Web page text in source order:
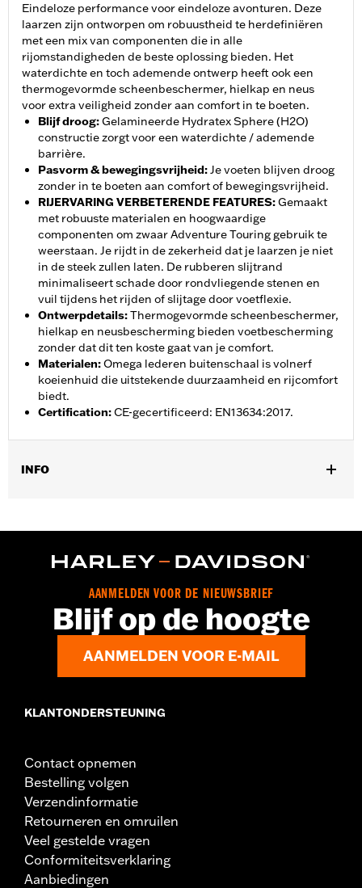
Eindeloze performance voor eindeloze avonturen. Deze
laarzen zijn ontworpen om robuustheid te herdefiniëren
met een mix van componenten die in alle
rijomstandigheden de beste oplossing bieden. Het
waterdichte en toch ademende ontwerp heeft ook een
thermogevormde scheenbeschermer, hielkap en neus
voor extra veiligheid zonder aan comfort in te boeten.
Blijf droog:Gelamineerde Hydratex Sphere (H2O)
constructie zorgt voor een waterdichte / ademende
barrière.
Pasvorm & bewegingsvrijheid:Je voeten blijven droog
zonder in te boeten aan comfort of bewegingsvrijheid.
RIJERVARING VERBETERENDE FEATURES:Gemaakt
met robuuste materialen en hoogwaardige
componenten om zwaar Adventure Touring gebruik te
weerstaan. Je rijdt in de zekerheid dat je laarzen je niet
in de steek zullen laten. De rubberen slijtrand
minimaliseert schade door rondvliegende stenen en
vuil tijdens het rijden of slijtage door voetflexie.
Ontwerpdetails:Thermogevormde scheenbeschermer,
hielkap en neusbescherming bieden voetbescherming
zonder dat dit ten koste gaat van je comfort.
Materialen:Omega lederen buitenschaal is volnerf
koeienhuid die uitstekende duurzaamheid en rijcomfort
biedt.
Certification:CE-gecertificeerd: EN13634:2017.
INFO
Collectie:Genuine Motorclothes
GARANTIE:REV’IT! fabrieksgarantie – Ga naarwww.h-
d.com/warrantyvoor meer info
Herkomst:Geïmporteerd
AANMELDEN VOOR DE NIEUWSBRIEF
Blijf op de hoogte
AANMELDEN VOOR E-MAIL
KLANTONDERSTEUNING
Contact opnemen
Bestelling volgen
Verzendinformatie
Retourneren en omruilen
Veel gestelde vragen
Conformiteitsverklaring
Aanbiedingen